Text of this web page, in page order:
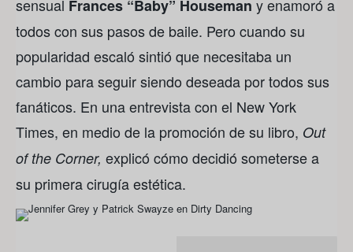
sensual Frances “Baby” Houseman y enamoró a
todos con sus pasos de baile. Pero cuando su
popularidad escaló sintió que necesitaba un
cambio para seguir siendo deseada por todos sus
fanáticos. En una entrevista con el New York
Times, en medio de la promoción de su libro, Out
of the Corner, explicó cómo decidió someterse a
su primera cirugía estética.